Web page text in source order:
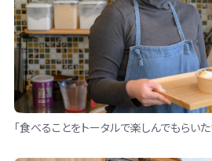
「食べることをトータルで楽しんでもらい